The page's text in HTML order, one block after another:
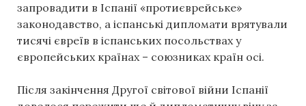
запровадити в Іспанії «протиєврейське»
законодавство, а іспанські дипломати врятували
тисячі євреїв в іспанських посольствах у
європейських країнах – союзниках країн осі.
Після закінчення Другої світової війни Іспанії